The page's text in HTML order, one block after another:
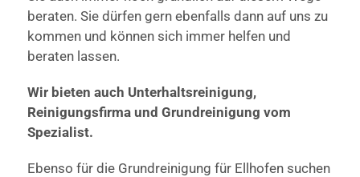
beraten. Sie dürfen gern ebenfalls dann auf uns zu
kommen und können sich immer helfen und
beraten lassen.
Wir bieten auch Unterhaltsreinigung,
Reinigungsfirma und Grundreinigung vom
Spezialist.
Ebenso für die Grundreinigung für Ellhofen suchen